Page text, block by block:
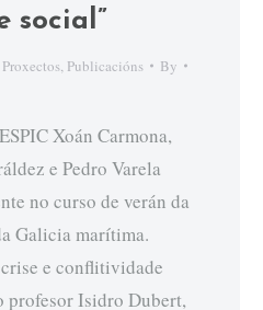
social”
Proxectos Publicacións
By
Xoán Carmona,
e Pedro Varela
no curso de verán da
Galicia marítima.
e conflitividade
profesor Isidro Dubert,